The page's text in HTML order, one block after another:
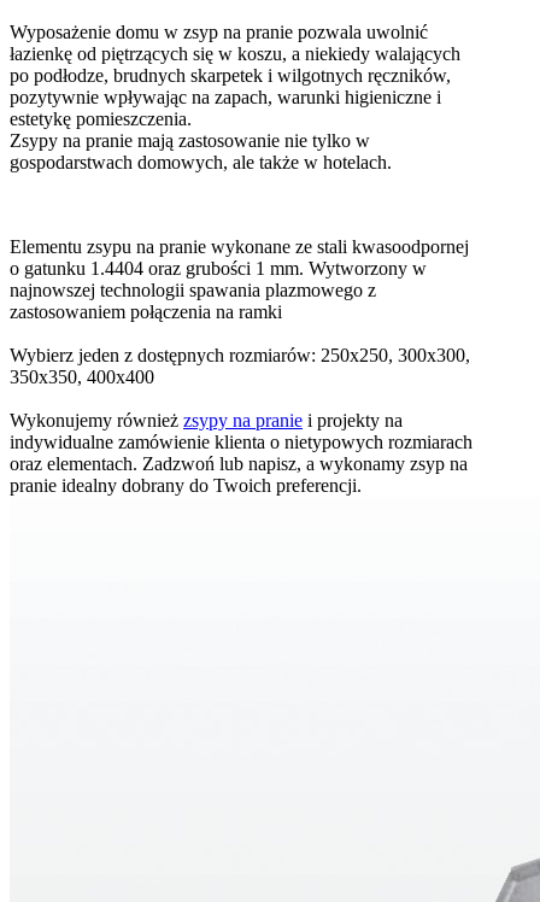
Wyposażenie domu w zsyp na pranie pozwala uwolnić
łazienkę od piętrzących się w koszu, a niekiedy walających
po podłodze, brudnych skarpetek i wilgotnych ręczników,
pozytywnie wpływając na zapach, warunki higieniczne i
estetykę pomieszczenia.
Zsypy na pranie mają zastosowanie nie tylko w
gospodarstwach domowych, ale także w hotelach.
Elementu zsypu na pranie wykonane ze stali kwasoodpornej
o gatunku 1.4404 oraz grubości 1 mm. Wytworzony w
najnowszej technologii spawania plazmowego z
zastosowaniem połączenia na ramki
Wybierz jeden z dostępnych rozmiarów: 250x250, 300x300,
350x350, 400x400
Wykonujemy również zsypy na pranie i projekty na
indywidualne zamówienie klienta o nietypowych rozmiarach
oraz elementach. Zadzwoń lub napisz, a wykonamy zsyp na
pranie idealny dobrany do Twoich preferencji.